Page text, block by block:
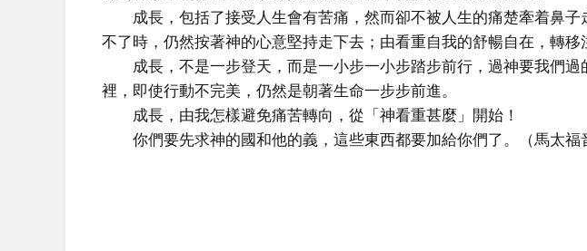
成長，包括了接受人生會有苦痛，然而卻不被人生的痛楚牽着鼻子
不了時，仍然按著神的心意堅持走下去；由看重自我的舒暢自在，轉移
成長，不是一步登天，而是一小步一小步踏步前行，過神要我們過
裡，即使行動不完美，仍然是朝著生命一步步前進。
成長，由我怎樣避免痛苦轉向，從「神看重甚麼」開始！
你們要先求神的國和他的義，這些東西都要加給你們了。（馬太福